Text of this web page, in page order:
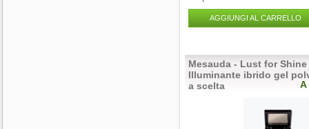
AGGIUNGI AL CARRELLO
Mesauda - Lust for Shine
Illuminante ibrido gel
a scelta
A